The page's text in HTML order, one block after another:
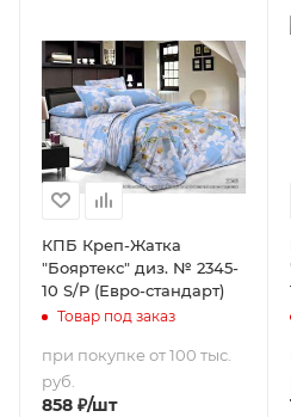
КПБ Креп-Жатка
"Бояртекс" диз. № 2345-
10 S/P (Евро-стандарт)
Товар под заказ
при покупке от 100 тыс.
руб.
858 ₽/шт